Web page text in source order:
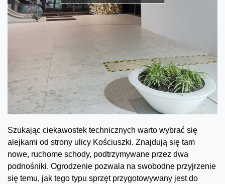
Szukając ciekawostek technicznych warto wybrać się
alejkami od strony ulicy Kościuszki. Znajdują się tam
nowe, ruchome schody, podtrzymywane przez dwa
podnośniki. Ogrodzenie pozwala na swobodne przyjrzenie
się temu, jak tego typu sprzęt przygotowywany jest do